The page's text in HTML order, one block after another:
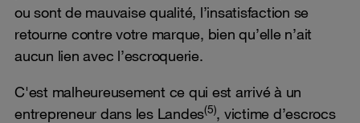
ou sont de mauvaise qualité, l’insatisfaction se
retourne contre votre marque, bien qu’elle n’ait
aucun lien avec l’escroquerie.
C'est malheureusement ce qui est arrivé à un
entrepreneur dans les Landes(5), victime d’escrocs